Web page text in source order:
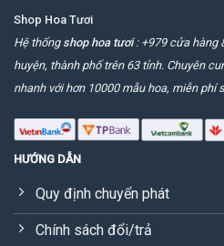
Shop Hoa Tươi
Hệ thống shop hoa tươi: +979 cửa hàng
huyện, thành phố trên 63 tỉnh. Chuyên
nhanh với hơn 10000 mẫu hoa, miễn phí
HƯỚNG DẪN
Quy định chuyển phát
Chính sách đổi/trả